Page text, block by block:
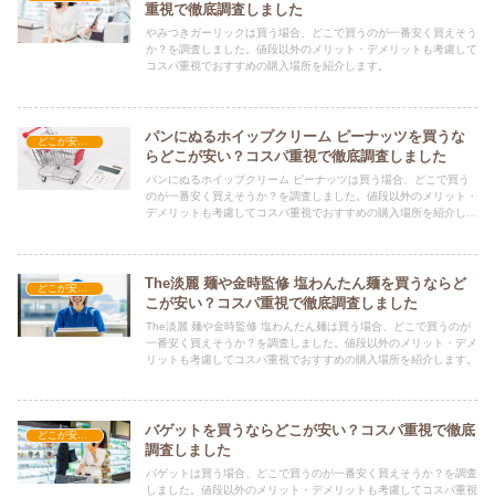
重視で徹底調査しました
やみつきガーリックは買う場合、どこで買うのが一番安く買えそう
か？を調査しました。値段以外のメリット・デメリットも考慮して
コスパ重視でおすすめの購入場所を紹介します。
どこが安い？-食品・食材
パンにぬるホイップクリーム ピーナッツを買うな
らどこが安い？コスパ重視で徹底調査しました
パンにぬるホイップクリーム ピーナッツは買う場合、どこで買う
のが一番安く買えそうか？を調査しました。値段以外のメリット・
デメリットも考慮してコスパ重視でおすすめの購入場所を紹介しま
どこが安い？-食品・食材
The淡麗 麺や金時監修 塩わんたん麺を買うならど
こが安い？コスパ重視で徹底調査しました
The淡麗 麺や金時監修 塩わんたん麺は買う場合、どこで買うのが
一番安く買えそうか？を調査しました。値段以外のメリット・デメ
リットも考慮してコスパ重視でおすすめの購入場所を紹介します。
どこが安い？-食品・食材
バゲットを買うならどこが安い？コスパ重視で徹底
調査しました
バゲットは買う場合、どこで買うのが一番安く買えそうか？を調査
しました。値段以外のメリット・デメリットも考慮してコスパ重視